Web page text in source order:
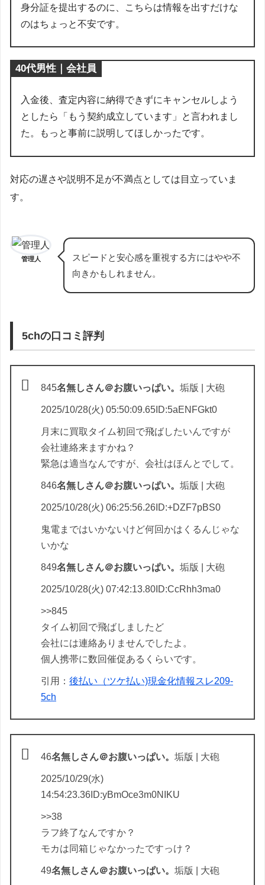
身分証を提出するのに、こちらは情報を出すだけな
のはちょっと不安です。
40代男性｜会社員
入金後、査定内容に納得できずにキャンセルしよう
としたら「もう契約成立しています」と言われまし
た。もっと事前に説明してほしかったです。
対応の遅さや説明不足が不満点としては目立っていま
す。
管理人
スピードと安心感を重視する方にはやや不
向きかもしれません。
5chの口コミ評判
845名無しさん＠お腹いっぱい。 垢版 | 大砲
2025/10/28(火) 05:50:09.65ID:5aENFGkt0
月末に買取タイム初回で飛ばしたいんですが
会社連絡来ますかね？
緊急は適当なんですが、会社はほんとでして。
846名無しさん＠お腹いっぱい。 垢版 | 大砲
2025/10/28(火) 06:25:56.26ID:+DZF7pBS0
鬼電まではいかないけど何回かはくるんじゃな
いかな
849名無しさん＠お腹いっぱい。 垢版 | 大砲
2025/10/28(火) 07:42:13.80ID:CcRhh3ma0
>>845
タイム初回で飛ばしましたど
会社には連絡ありませんでしたよ。
個人携帯に数回催促あるくらいです。
引用： 後払い（ツケ払い)現金化情報スレ209-
5ch
46名無しさん＠お腹いっぱい。 垢版 | 大砲
2025/10/29(水)
14:54:23.36ID:yBmOce3m0NIKU
>>38
ラフ終了なんですか？
モカは同箱じゃなかったですっけ？
49名無しさん＠お腹いっぱい。 垢版 | 大砲